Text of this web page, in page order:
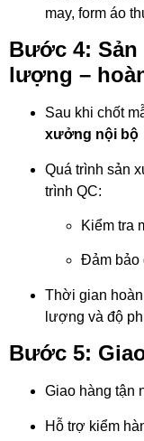
may, form áo
Bước 4: Sản
lượng –
Sau khi chốt
xưởng nội bộ
Quá trình sản
trình QC:
Kiểm tra
Đảm bảo
Thời gian
lượng và độ
Bước 5:
Giao hàng tận
Hỗ trợ kiểm